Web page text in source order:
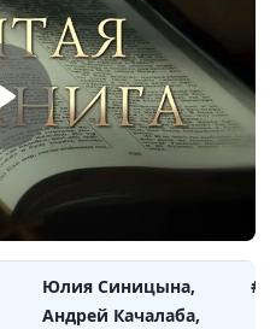
Юлия Синицына,
Андрей Качалаба,
священнослужитель,
магистр богословия
Юлия Синицына,
Андрей Качалаба,
священнослужитель,
магистр богословия
Юлия Синицына,
Андрей Качалаба,